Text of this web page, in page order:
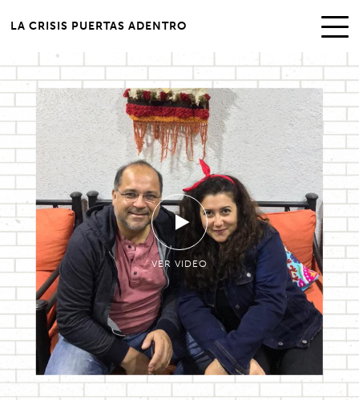
LA CRISIS PUERTAS ADENTRO
VER VIDEO